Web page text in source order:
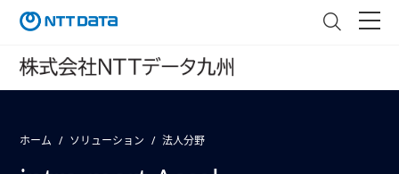
ホーム ソリューション 法人分野